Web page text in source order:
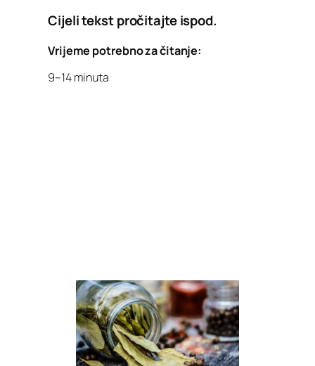
Cijeli tekst pročitajte ispod.
Vrijeme potrebno za čitanje:
9–14 minuta